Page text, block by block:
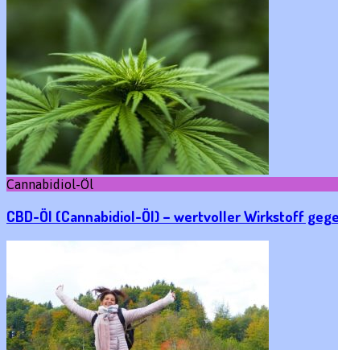
Cannabidiol-Öl
CBD-Öl (Cannabidiol-Öl) – wertvoller Wirkstoff